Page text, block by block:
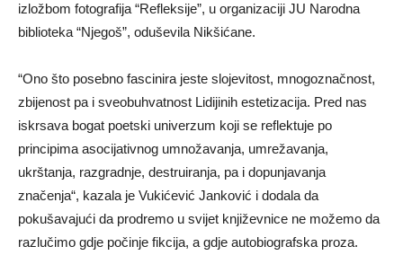
izložbom fotografija “Refleksije”, u organizaciji JU Narodna
biblioteka “Njegoš”, oduševila Nikšićane.
“Ono što posebno fascinira jeste slojevitost, mnogoznačnost,
zbijenost pa i sveobuhvatnost Lidijinih estetizacija. Pred nas
iskrsava bogat poetski univerzum koji se reflektuje po
principima asocijativnog umnožavanja, umrežavanja,
ukrštanja, razgradnje, destruiranja, pa i dopunjavanja
značenja“, kazala je Vukićević Janković i dodala da
pokušavajući da prodremo u svijet književnice ne možemo da
razlučimo gdje počinje fikcija, a gdje autobiografska proza.